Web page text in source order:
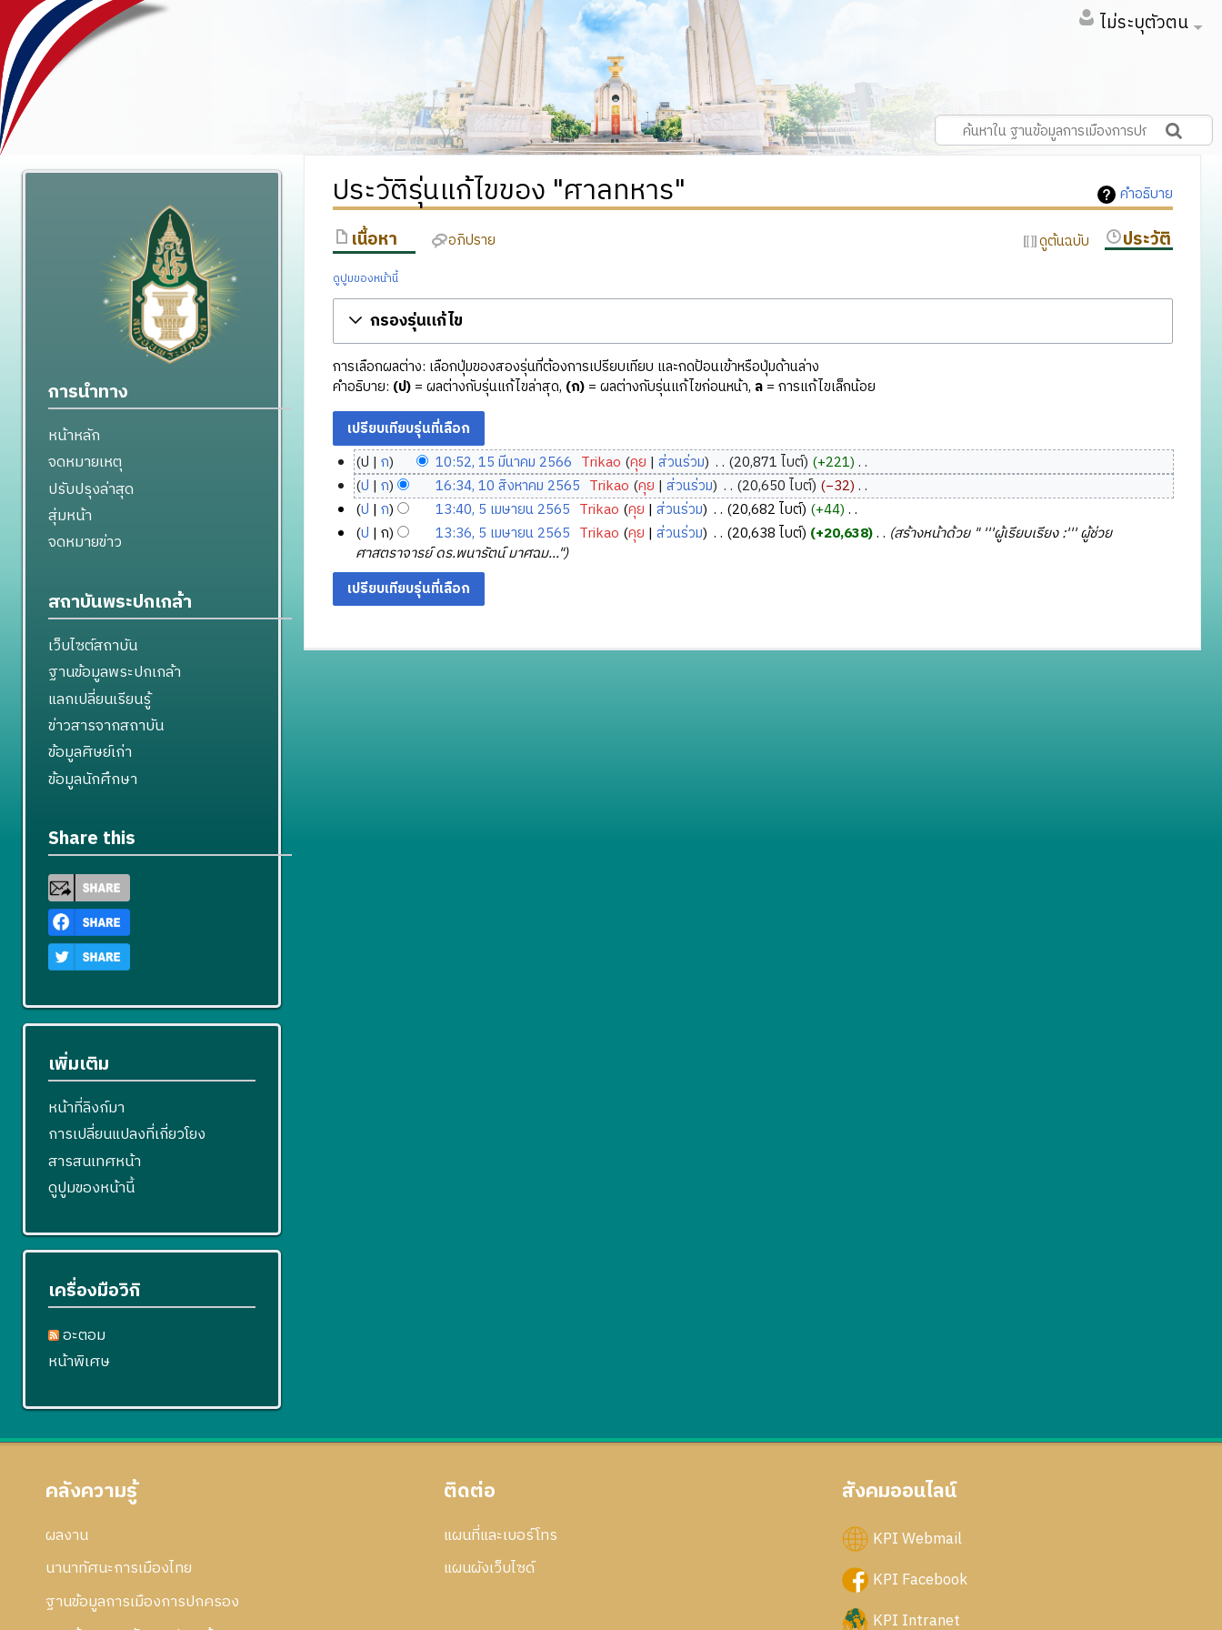
ไม่ระบุตัวตน
คำอธิบาย
ประวัติรุ่นแก้ไขของ "ศาลทหาร"
เนื้อหา อภิปราย ดูต้นฉบับ ประวัติ
ดูปูมของหน้านี้
กรองรุ่นแก้ไข
การเลือกผลต่าง: เลือกปุ่มของสองรุ่นที่ต้องการเปรียบเทียบ และกดป้อนเข้าหรือปุ่มด้านล่าง
คำอธิบาย: (ป)= ผลต่างกับรุ่นแก้ไขล่าสุด, (ก)= ผลต่างกับรุ่นแก้ไขก่อนหน้า, ล= การแก้ไขเล็กน้อย
1
5
มี
า
ม
5
ป ก 10:52, 15 มีนาคม 2566 Trikao คุย ส่วนร่วม ‎ 20,871 ไบต์ +221 ‎
ไ
ม่
มี
ค
ว
า
ม
1
0
ง
า
ม
ป ก 16:34, 10 สิงหาคม 2565 Trikao คุย ส่วนร่วม ‎ 20,650 ไบต์ −32 ‎
ไ
ม่
มี
ค
ว
า
ย่
5
ม
า
น
ป ก 13:40, 5 เมษายน 2565 Trikao คุย ส่วนร่วม ‎ 20,682 ไบต์ +44 ‎
ไ
ม่
มี
ค
ว
ม
ป ก 13:36, 5 เมษายน 2565 Trikao คุย ส่วนร่วม ‎ 20,638 ไบต์ +20,638 ‎
สร้างหน้าด้วย " '''ผู้เรียบเรียง :''' ผู้ช่วย
ศาสตราจารย์ ดร.พนารัตน์ มาศฉม..."
การนำทาง
หน้าหลัก
จดหมายเหตุ
ปรับปรุงล่าสุด
สุ่มหน้า
จดหมายข่าว
สถาบันพระปกเกล้า
เว็บไซต์สถาบัน
ฐานข้อมูลพระปกเกล้า
แลกเปลี่ยนเรียนรู้
ข่าวสารจากสถาบัน
ข้อมูลศิษย์เก่า
ข้อมูลนักศึกษา
Share this
เพิ่มเติม
หน้าที่ลิงก์มา
การเปลี่ยนแปลงที่เกี่ยวโยง
สารสนเทศหน้า
ดูปูมของหน้านี้
เครื่องมือวิกิ
อะตอม
หน้าพิเศษ
คลังความรู้
ผลงาน
นานาทัศนะการเมืองไทย
ฐานข้อมูลการเมืองการปกครอง
ติดต่อ
แผนที่และเบอร์โทร
แผนผังเว็บไซด์
สังคมออนไลน์
KPI Webmail
KPI Facebook
KPI Intranet